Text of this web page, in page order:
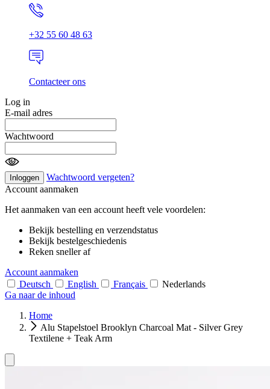
+32 55 60 48 63
Contacteer ons
Log in
E-mail adres
Wachtwoord
Inloggen
Wachtwoord vergeten?
Account aanmaken
Het aanmaken van een account heeft vele voordelen:
Bekijk bestelling en verzendstatus
Bekijk bestelgeschiedenis
Reken sneller af
Account aanmaken
Deutsch
English Français
Nederlands
Ga naar de inhoud
Home
Alu Stapelstoel Brooklyn Charcoal Mat - Silver Grey
Textilene + Teak Arm